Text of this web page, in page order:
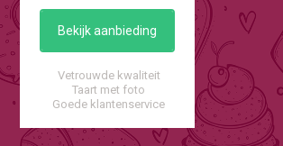
Bekijk aanbieding
Vetrouwde kwaliteit
Taart met foto
Goede klantenservice